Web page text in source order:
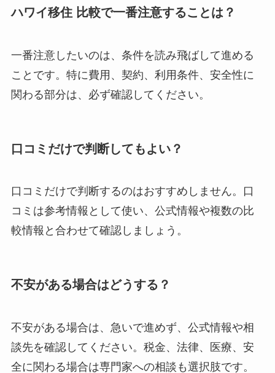
ハワイ移住 比較で一番注意することは？
一番注意したいのは、条件を読み飛ばして進める
ことです。特に費用、契約、利用条件、安全性に
関わる部分は、必ず確認してください。
口コミだけで判断してもよい？
口コミだけで判断するのはおすすめしません。口
コミは参考情報として使い、公式情報や複数の比
較情報と合わせて確認しましょう。
不安がある場合はどうする？
不安がある場合は、急いで進めず、公式情報や相
談先を確認してください。税金、法律、医療、安
全に関わる場合は専門家への相談も選択肢です。